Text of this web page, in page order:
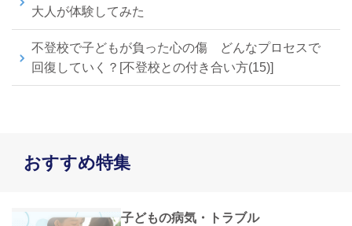
大人が体験してみた
不登校で子どもが負った心の傷 どんなプロセスで
回復していく？[不登校との付き合い方(15)]
おすすめ特集
子どもの病気・トラブル